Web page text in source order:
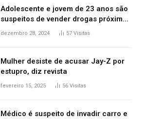
Adolescente e jovem de 23 anos são
suspeitos de vender drogas próximo
de delegacia e escola, diz polícia
dezembro 28, 2024 57 Visitas
Mulher desiste de acusar Jay-Z por
estupro, diz revista
fevereiro 15, 2025 56 Visitas
Médico é suspeito de invadir carro e